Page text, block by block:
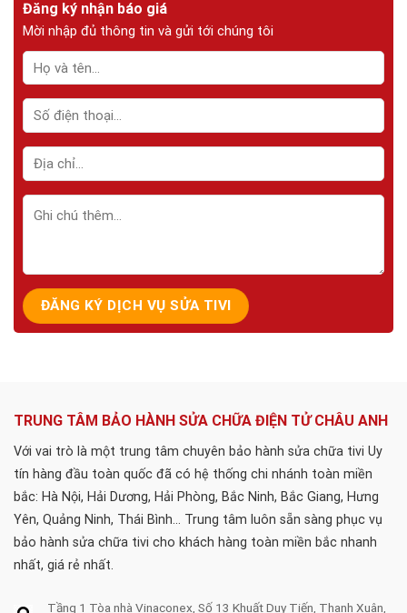
Đăng ký nhận báo giá
Mời nhập đủ thông tin và gửi tới chúng tôi
TRUNG TÂM BẢO HÀNH SỬA CHỮA ĐIỆN TỬ CHÂU ANH
Với vai trò là một trung tâm chuyên bảo hành sửa chữa tivi Uy
tín hàng đầu toàn quốc đã có hệ thống chi nhánh toàn miền
bắc: Hà Nội, Hải Dương, Hải Phòng, Bắc Ninh, Bắc Giang, Hưng
Yên, Quảng Ninh, Thái Bình... Trung tâm luôn sẵn sàng phục vụ
bảo hành sửa chữa tivi cho khách hàng toàn miền bắc nhanh
nhất, giá rẻ nhất.
Tầng 1 Tòa nhà Vinaconex, Số 13 Khuất Duy Tiến, Thanh Xuân,